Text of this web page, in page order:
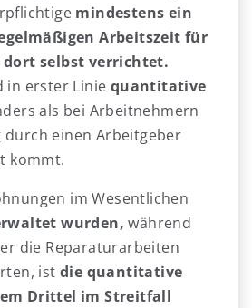
mindestens ein
Arbeitszeit für
selbst verrichtet.
in erster Linie quantitative
als bei Arbeitnehmern
durch einen Arbeitgeber
kommt.
im Wesentlichen
wurden, während
die Reparaturarbeiten
ist die quantitative
Drittel im Streitfall